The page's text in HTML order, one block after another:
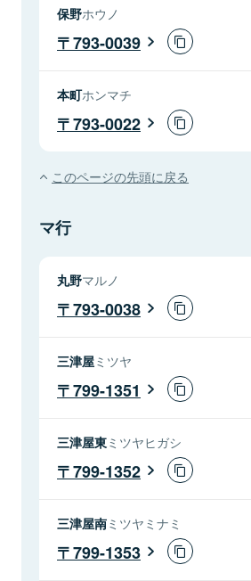
保野ホウノ
793-0039
本町ホンマチ
793-0022
このページの先頭に戻る
マ行
丸野マルノ
793-0038
三津屋ミツヤ
799-1351
三津屋東ミツヤヒガシ
799-1352
三津屋南ミツヤミナミ
799-1353